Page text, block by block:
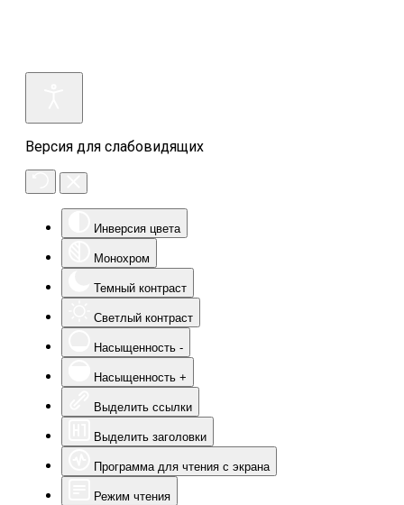
Версия для слабовидящих
Инверсия цвета
Монохром
Темный контраст
Светлый контраст
Насыщенность -
Насыщенность +
Выделить ссылки
Выделить заголовки
Программа для чтения с экрана
Режим чтения